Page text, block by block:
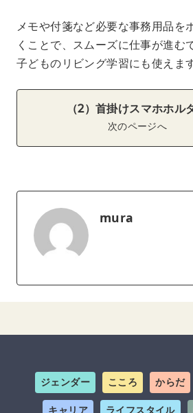
メモや付箋など必要な事務用品を
くことで、スムーズに仕事が進む
子どものリビング学習にも使えます
（2）首掛けスマホホル
次のページへ
mura
ジェンダー こころ からだ
キャリア ライフスタイル